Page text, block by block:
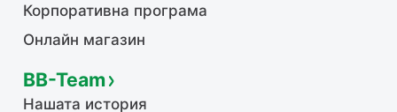
Корпоративна програма
Онлайн магазин
BB-Team
Нашата история